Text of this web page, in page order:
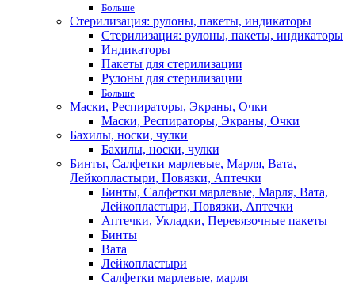
Больше
Стерилизация: рулоны, пакеты, индикаторы
Стерилизация: рулоны, пакеты, индикаторы
Индикаторы
Пакеты для стерилизации
Рулоны для стерилизации
Больше
Маски, Респираторы, Экраны, Очки
Маски, Респираторы, Экраны, Очки
Бахилы, носки, чулки
Бахилы, носки, чулки
Бинты, Салфетки марлевые, Марля, Вата,
Лейкопластыри, Повязки, Аптечки
Бинты, Салфетки марлевые, Марля, Вата,
Лейкопластыри, Повязки, Аптечки
Аптечки, Укладки, Перевязочные пакеты
Бинты
Вата
Лейкопластыри
Салфетки марлевые, марля